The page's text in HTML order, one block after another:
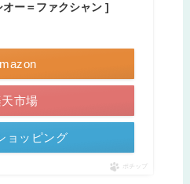
ー＝ファクシャン ]
市場
ョッピング
ポチップ